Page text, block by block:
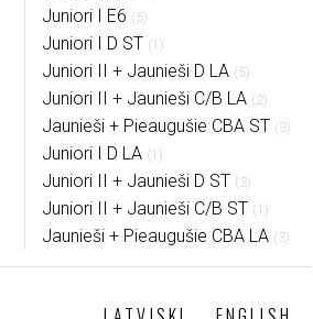
Juniori I E6 (5)
Juniori I D ST (1)
Juniori II + Jaunieši D LA (5)
Juniori II + Jaunieši C/B LA (2)
Jaunieši + Pieaugušie CBA ST (3)
Juniori I D LA (1)
Juniori II + Jaunieši D ST (3)
Juniori II + Jaunieši C/B ST (1)
Jaunieši + Pieaugušie CBA LA (3)